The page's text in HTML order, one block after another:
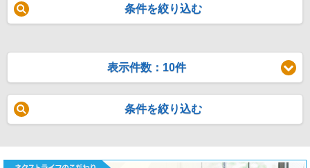
条件を絞り込む
表示件数：10件
条件を絞り込む